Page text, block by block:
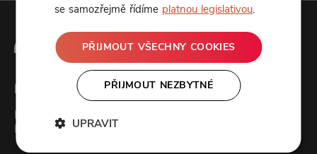
Forendors
Kontakt
Podcast studio
se samozřejmě řídíme platnou legislativou.
PŘIJMOUT VŠECHNY COOKIES
PŘIJMOUT NEZBYTNÉ
UPRAVIT